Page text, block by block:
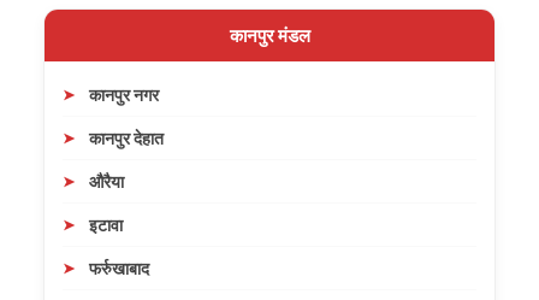
कानपुर मंडल
कानपुर नगर
कानपुर देहात
औरैया
इटावा
फर्रुखाबाद